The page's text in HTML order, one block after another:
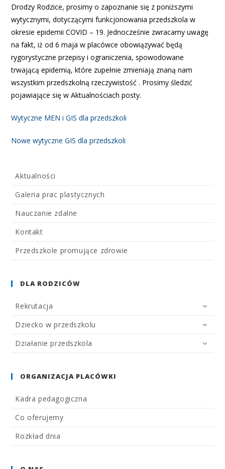
Drodzy Rodzice, prosimy o zapoznanie się z poniższymi
wytycznymi, dotyczącymi funkcjonowania przedszkola w
okresie epidemii COVID – 19. Jednocześnie zwracamy uwagę
na fakt, iż od 6 maja w placówce obowiązywać będą
rygorystyczne przepisy i ograniczenia, spowodowane
trwającą epidemią, które zupełnie zmieniają znaną nam
wszystkim przedszkolną rzeczywistość . Prosimy śledzić
pojawiające się w Aktualnościach posty.
Wytyczne MEN i GIS dla przedszkoli
Nowe wytyczne GIS dla przedszkoli
Aktualności
Galeria prac plastycznych
Nauczanie zdalne
Kontakt
Przedszkole promujące zdrowie
DLA RODZICÓW
Rekrutacja
Dziecko w przedszkolu
Działanie przedszkola
ORGANIZACJA PLACÓWKI
Kadra pedagogiczna
Co oferujemy
Rozkład dnia